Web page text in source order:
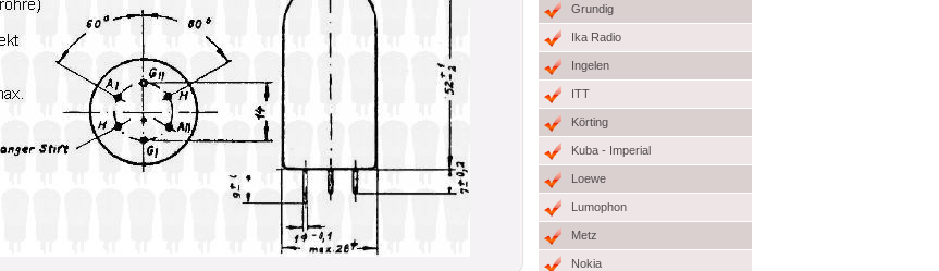
Grundig
Ika Radio
Ingelen
ITT
Körting
Kuba - Imperial
Loewe
Lumophon
Metz
Nokia